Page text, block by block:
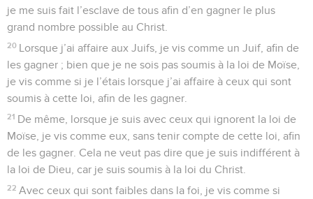
je me suis fait l’esclave de tous afin d’en gagner le plus
grand nombre possible au Christ.
20 Lorsque j’ai affaire aux Juifs, je vis comme un Juif, afin de
les gagner ; bien que je ne sois pas soumis à la loi de Moïse,
je vis comme si je l’étais lorsque j’ai affaire à ceux qui sont
soumis à cette loi, afin de les gagner.
21 De même, lorsque je suis avec ceux qui ignorent la loi de
Moïse, je vis comme eux, sans tenir compte de cette loi, afin
de les gagner. Cela ne veut pas dire que je suis indifférent à
la loi de Dieu, car je suis soumis à la loi du Christ.
22 Avec ceux qui sont faibles dans la foi, je vis comme si